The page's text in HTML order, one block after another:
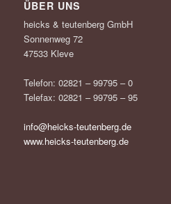
ÜBER UNS
heicks & teutenberg GmbH
Sonnenweg 72
47533 Kleve
Telefon: 02821 – 99795 – 0
Telefax: 02821 – 99795 – 95
info@heicks-teutenberg.de
www.heicks-teutenberg.de